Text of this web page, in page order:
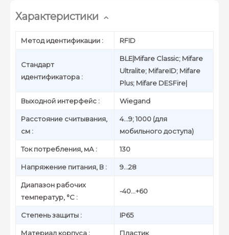
Характеристики
Метод идентификации : RFID
Стандарт
идентификатора :
BLE|Mifare Classic; Mifare
Ultralite; MifareID; Mifare
Plus; Mifare DESFire|
Выходной интерфейс : Wiegand
Расстояние считывания,
см :
4…9; 1000 (для
мобильного доступа)
Ток потребления, мА : 130
Напряжение питания, В : 9…28
Диапазон рабочих
температур, °С :
-40…+60
Степень защиты : IP65
Материал корпуса : Пластик